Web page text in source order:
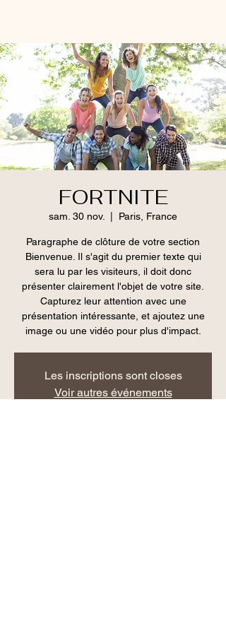
FORTNITE
sam. 30 nov. Paris, France
Paragraphe de clôture de votre section
Bienvenue. Il s'agit du premier texte qui
sera lu par les visiteurs, il doit donc
présenter clairement l'objet de votre site.
Capturez leur attention avec une
présentation intéressante, et ajoutez une
image ou une vidéo pour plus d'impact.
Les inscriptions sont closes
Voir autres événements